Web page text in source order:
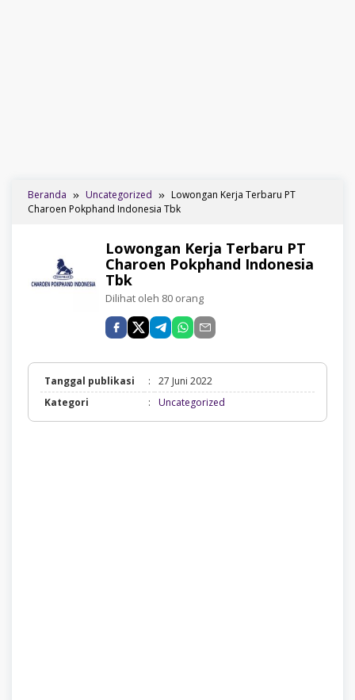
Beranda Uncategorized
Lowongan Kerja Terbaru PT
Charoen Pokphand Indonesia Tbk
Lowongan Kerja Terbaru PT
Charoen Pokphand Indonesia
Tbk
Dilihat oleh 80 orang
Tanggal publikasi :
27 Juni 2022
Kategori
: Uncategorized